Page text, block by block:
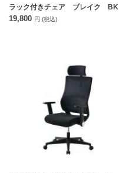
ラック付きチェア ブレイク BK
19,800 円 (税込)